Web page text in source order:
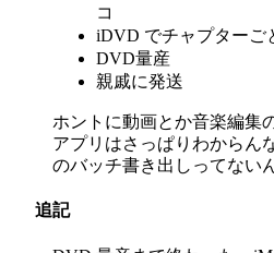
コ
iDVD でチャプターご
DVD量産
親戚に発送
ホントに動画とか音楽編集
アプリはさっぱりわからん
のバッチ書き出しってない
追記